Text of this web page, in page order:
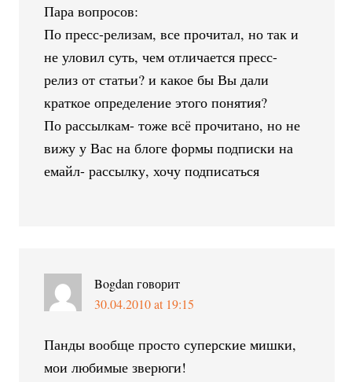
Пара вопросов:
По пресс-релизам, все прочитал, но так и
не уловил суть, чем отличается пресс-
релиз от статьи? и какое бы Вы дали
краткое определение этого понятия?
По рассылкам- тоже всё прочитано, но не
вижу у Вас на блоге формы подписки на
емайл- рассылку, хочу подписаться
Bogdan говорит
30.04.2010 at 19:15
Панды вообще просто суперские мишки,
мои любимые зверюги!